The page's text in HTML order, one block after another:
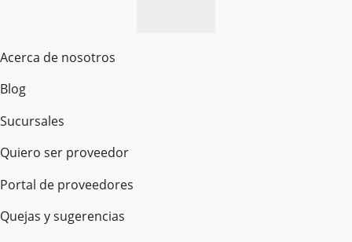
Acerca de nosotros
Blog
Sucursales
Quiero ser proveedor
Portal de proveedores
Quejas y sugerencias